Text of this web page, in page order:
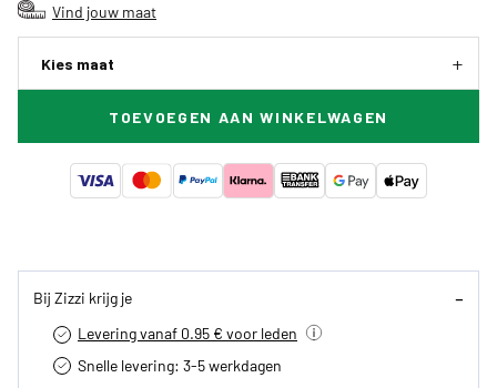
Vind jouw maat
Kies maat
TOEVOEGEN AAN WINKELWAGEN
Bij Zizzi krijg je
Levering vanaf 0.95 € voor leden
Snelle levering: 3-5 werkdagen